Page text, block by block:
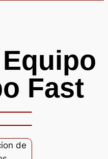
Fast